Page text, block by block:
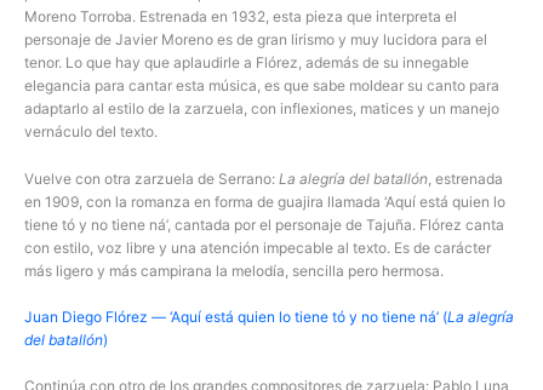
Moreno Torroba. Estrenada en 1932, esta pieza que interpreta el
personaje de Javier Moreno es de gran lirismo y muy lucidora para el
tenor. Lo que hay que aplaudirle a Flórez, además de su innegable
elegancia para cantar esta música, es que sabe moldear su canto para
adaptarlo al estilo de la zarzuela, con inflexiones, matices y un manejo
vernáculo del texto.
Vuelve con otra zarzuela de Serrano: La alegría del batallón , estrenada
en 1909, con la romanza en forma de guajira llamada ‘Aquí está quien lo
tiene tó y no tiene ná’, cantada por el personaje de Tajuña. Flórez canta
con estilo, voz libre y una atención impecable al texto. Es de carácter
más ligero y más campirana la melodía, sencilla pero hermosa.
Juan Diego Flórez — ‘Aquí está quien lo tiene tó y no tiene ná’ (La alegría
del batallón)
Continúa con otro de los grandes compositores de zarzuela: Pablo Luna